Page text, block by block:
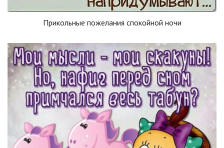
Прикольные пожелания спокойной ночи